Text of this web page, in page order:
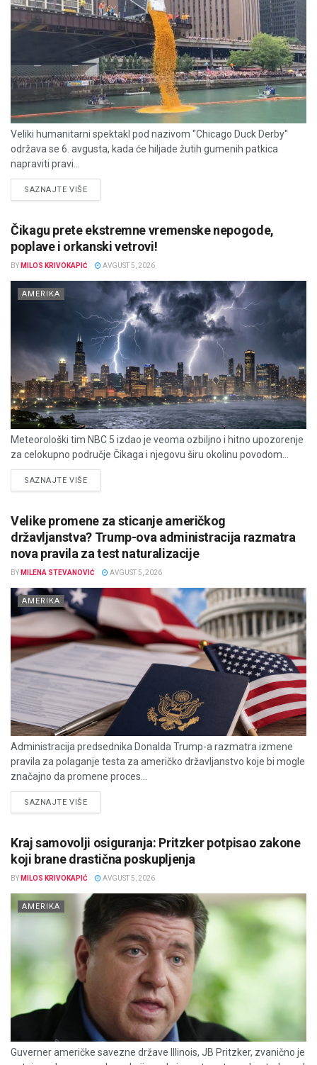
Veliki humanitarni spektakl pod nazivom "Chicago Duck Derby"
održava se 6. avgusta, kada će hiljade žutih gumenih patkica
napraviti pravi...
SAZNAJTE VIŠEDETAILS
Čikagu prete ekstremne vremenske nepogode,
poplave i orkanski vetrovi!
BY MILOS KRIVOKAPIĆ AVGUST 5, 2026
AMERIKA
Meteorološki tim NBC 5 izdao je veoma ozbiljno i hitno upozorenje
za celokupno područje Čikaga i njegovu širu okolinu povodom...
SAZNAJTE VIŠEDETAILS
Velike promene za sticanje američkog
državljanstva? Trump-ova administracija razmatra
nova pravila za test naturalizacije
BY MILENA STEVANOVIĆ AVGUST 5, 2026
AMERIKA
Administracija predsednika Donalda Trump-a razmatra izmene
pravila za polaganje testa za američko državljanstvo koje bi mogle
značajno da promene proces...
SAZNAJTE VIŠEDETAILS
Kraj samovolji osiguranja: Pritzker potpisao zakone
koji brane drastična poskupljenja
BY MILOS KRIVOKAPIĆ AVGUST 5, 2026
AMERIKA
Guverner američke savezne države Illinois, JB Pritzker, zvanično je